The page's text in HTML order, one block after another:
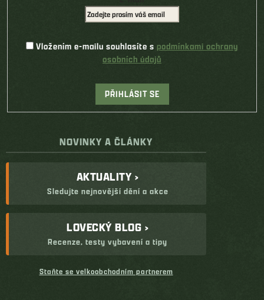
Vložením e-mailu souhlasíte s podmínkami ochrany
osobních údajů
PŘIHLÁSIT SE
NOVINKY A ČLÁNKY
AKTUALITY ›
Sledujte nejnovější dění a akce
LOVECKÝ BLOG ›
Recenze, testy vybavení a tipy
Staňte se velkoobchodním partnerem